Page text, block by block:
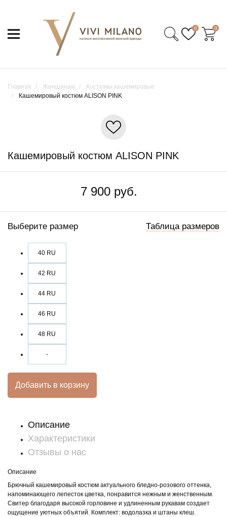
0 0
Главная Женщинам
Костюмы кашемировые
Кашемировый костюм ALISON PINK
Кашемировый костюм ALISON PINK
7 900 руб.
Выберите размер Таблица размеров
40 RU
42 RU
44 RU
46 RU
48 RU
-
Добавить в корзину
Описание
Характеристики
Отзывы о нас
Описание
Брючный кашемировый костюм актуального бледно-розового оттенка,
напоминающего лепесток цветка, понравится нежным и женственным.
Свитер благодаря высокой горловине и удлиненным рукавам создает
ощущение уютных объятий. Комплект: водолазка и штаны клеш.